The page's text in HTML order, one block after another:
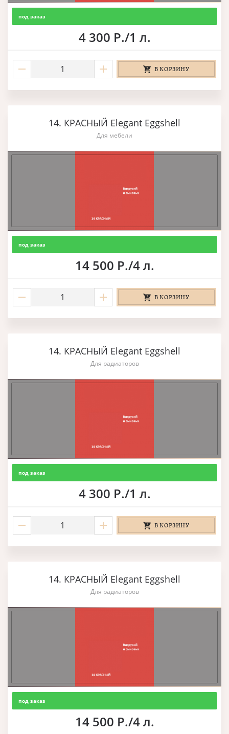
под заказ
4 300 Р./1 л.
В КОРЗИНУ
14. КРАСНЫЙ Elegant Eggshell
Для мебели
под заказ
14 500 Р./4 л.
В КОРЗИНУ
14. КРАСНЫЙ Elegant Eggshell
Для радиаторов
под заказ
4 300 Р./1 л.
В КОРЗИНУ
14. КРАСНЫЙ Elegant Eggshell
Для радиаторов
под заказ
14 500 Р./4 л.